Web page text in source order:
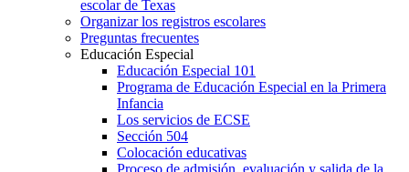
escolar de Texas
Organizar los registros escolares
Preguntas frecuentes
Educación Especial
Educación Especial 101
Programa de Educación Especial en la Primera
Infancia
Los servicios de ECSE
Sección 504
Colocación educativas
Proceso de admisión, evaluación y salida de la